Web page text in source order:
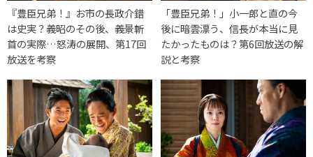
『豊臣兄弟！』お市の長政介錯
は史実？義昭のその後、義景斬
首の実際…怒涛の展開、第17回
放送を考察
「豊臣兄弟！」小一郎と直の今
後に暗雲漂う、信長が本当に見
たかったものは？第6回放送の解
説と考察